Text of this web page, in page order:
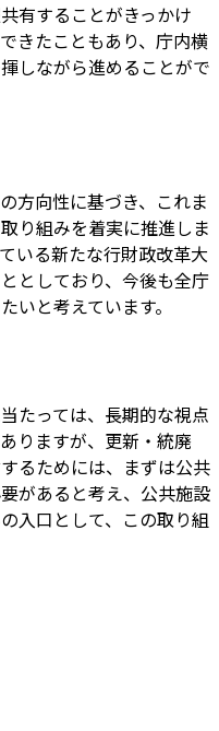
有することがきっかけ
きたこともあり、庁内横
しながら進めることがで
方向性に基づき、これま
り組みを着実に推進しま
いる新たな行財政改革大
としており、今後も全庁
いと考えています。
たっては、長期的な視点
りますが、更新・統廃
るためには、まずは公共
があると考え、公共施設
入口として、この取り組